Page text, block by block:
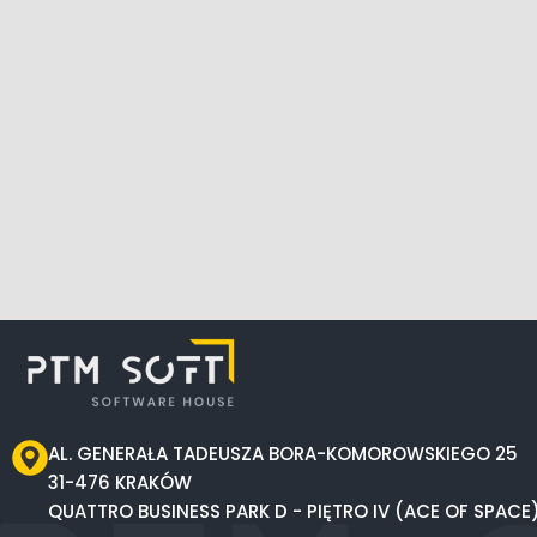
AL. GENERAŁA TADEUSZA BORA-KOMOROWSKIEGO 25
31-476 KRAKÓW
QUATTRO BUSINESS PARK D - PIĘTRO IV (ACE OF